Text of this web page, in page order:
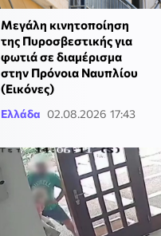
Μεγάλη κινητοποίηση
της Πυροσβεστικής για
φωτιά σε διαμέρισμα
στην Πρόνοια Ναυπλίου
(Εικόνες)
Ελλάδα 02.08.2026 17:43